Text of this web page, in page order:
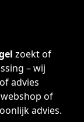
zoekt of
– wij
advies
of
advies.